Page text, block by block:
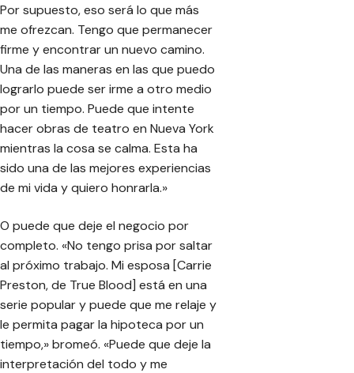
Por supuesto, eso será lo que más
me ofrezcan. Tengo que permanecer
firme y encontrar un nuevo camino.
Una de las maneras en las que puedo
lograrlo puede ser irme a otro medio
por un tiempo. Puede que intente
hacer obras de teatro en Nueva York
mientras la cosa se calma. Esta ha
sido una de las mejores experiencias
de mi vida y quiero honrarla.»
O puede que deje el negocio por
completo. «No tengo prisa por saltar
al próximo trabajo. Mi esposa [Carrie
Preston, de True Blood] está en una
serie popular y puede que me relaje y
le permita pagar la hipoteca por un
tiempo,» bromeó. «Puede que deje la
interpretación del todo y me